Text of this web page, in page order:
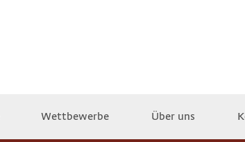
Wettbewerbe Über uns